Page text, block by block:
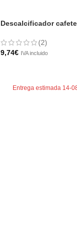
Descalcificador
(2)
9,74€ IVA incluido
Entrega estimada 14-